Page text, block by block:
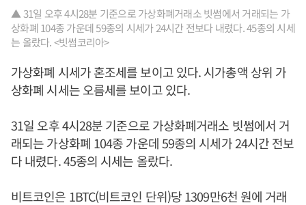
▲ 31일 오후 4시28분 기준으로 가상화폐거래소 빗썸에서 거래되는 가
상화폐 104종 가운데 59종의 시세가 24시간 전보다 내렸다. 45종의 시세
는 올랐다. <빗썸코리아>
가상화폐 시세가 혼조세를 보이고 있다. 시가총액 상위 가
상화폐 시세는 오름세를 보이고 있다.
31일 오후 4시28분 기준으로 가상화폐거래소 빗썸에서 거
래되는 가상화폐 104종 가운데 59종의 시세가 24시간 전보
다 내렸다. 45종의 시세는 올랐다.
비트코인은 1BTC(비트코인 단위)당 1309만6천 원에 거래